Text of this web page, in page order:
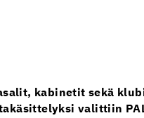
kabinetit sekä
valittiin